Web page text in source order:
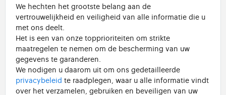
We hechten het grootste belang aan de
vertrouwelijkheid en veiligheid van alle informatie die u
met ons deelt.
Het is een van onze topprioriteiten om strikte
maatregelen te nemen om de bescherming van uw
gegevens te garanderen.
We nodigen u daarom uit om ons gedetailleerde
privacybeleid te raadplegen, waar u alle informatie vindt
over het verzamelen, gebruiken en beveiligen van uw